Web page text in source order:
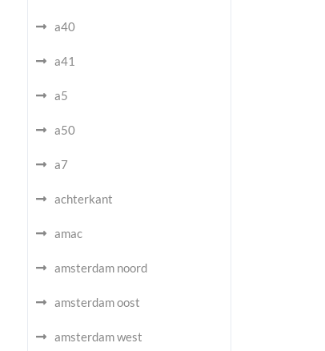
a40
a41
a5
a50
a7
achterkant
amac
amsterdam noord
amsterdam oost
amsterdam west